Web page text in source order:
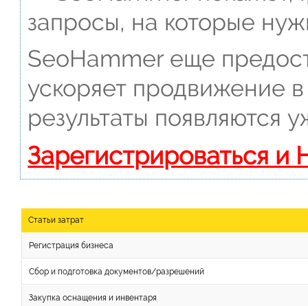
запросы, на которые
SeoHammer еще
ускоряет продвижение
результаты появляются
Зарегистрироваться и
Статьи затрат
Регистрация бизнеса
Сбор и подготовка документов/разрешений
Закупка оснащения и инвентаря